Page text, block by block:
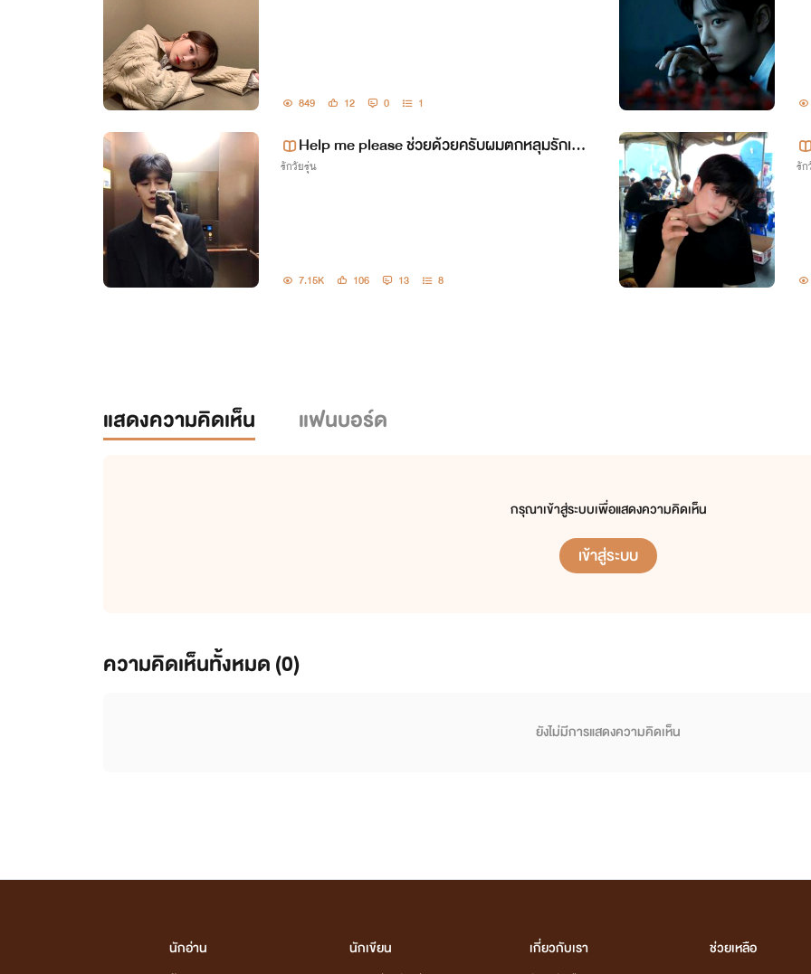
849 12 0 1
Help me please ช่วยด้วยครับผมตกหลุมรักเด็ก
ข้างบ้าน
รักวัยรุ่น
7.15K 106 13 8
รั
แสดงความคิดเห็น แฟนบอร์ด
กรุณาเข้าสู่ระบบเพื่อแสดงความคิดเห็น
เข้าสู่ระบบ
ความคิดเห็นทั้งหมด (0)
ยังไม่มีการแสดงความคิดเห็น
นักอ่าน
นักเขียน
เกี่ยวกับเรา
ช่วยเหลือ